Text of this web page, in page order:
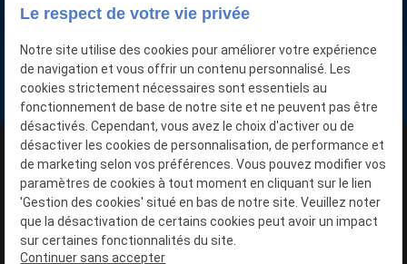
15 Pl. de la Gare
59136 WAVRIN
N° SIRET : 40357091400032
Plan du site
Mentions légales
Le respect de votre vie privée
Notre site utilise des cookies pour améliorer votre expérience
de navigation et vous offrir un contenu personnalisé. Les
cookies strictement nécessaires sont essentiels au
fonctionnement de base de notre site et ne peuvent pas être
désactivés. Cependant, vous avez le choix d'activer ou de
désactiver les cookies de personnalisation, de performance et
de marketing selon vos préférences. Vous pouvez modifier vos
paramètres de cookies à tout moment en cliquant sur le lien
'Gestion des cookies' situé en bas de notre site. Veuillez noter
que la désactivation de certains cookies peut avoir un impact
sur certaines fonctionnalités du site.
Continuer sans accepter